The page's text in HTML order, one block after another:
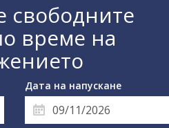
свободните
време на
Дата на напускане